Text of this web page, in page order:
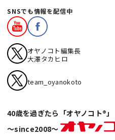
40歳を過ぎたら「オヤノコト®」
〜since2008〜
SNSでも情報を配信中
オヤノコト編集長
大澤タカヒロ
team_oyanokoto